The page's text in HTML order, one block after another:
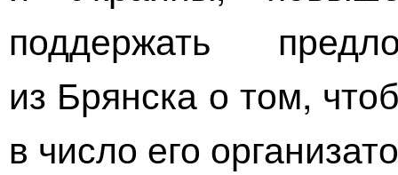
поддержать
из Брянска о том,
в число его